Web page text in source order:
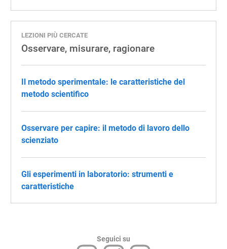
LEZIONI PIÙ CERCATE
Osservare, misurare, ragionare
Il metodo sperimentale: le caratteristiche del
metodo scientifico
Osservare per capire: il metodo di lavoro dello
scienziato
Gli esperimenti in laboratorio: strumenti e
caratteristiche
Seguici su